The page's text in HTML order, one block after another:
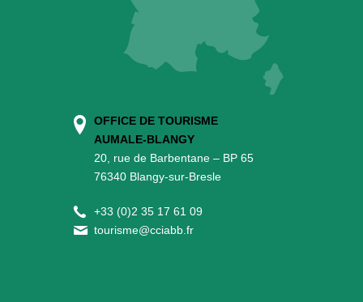
OFFICE DE TOURISME
AUMALE-BLANGY
20, rue de Barbentane – BP 65
76340 Blangy-sur-Bresle
+33 (0)2 35 17 61 09
tourisme@cciabb.fr